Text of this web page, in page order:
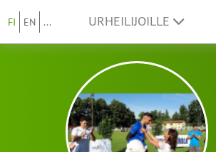
FI EN ... URHEILIJOILLE